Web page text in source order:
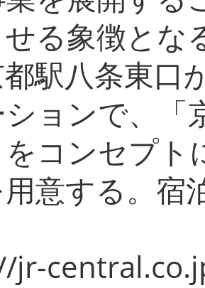
る象徴とな
駅八条東口
ションで、「
コンセプト
意する。宿
jr-